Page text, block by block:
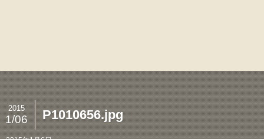
P1010656.jpg
2015
1/06